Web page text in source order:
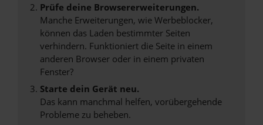
Prüfe deine Browsererweiterungen.
Manche Erweiterungen, wie Werbeblocker,
können das Laden bestimmter Seiten
verhindern. Funktioniert die Seite in einem
anderen Browser oder in einem privaten
Fenster?
Starte dein Gerät neu.
Das kann manchmal helfen, vorübergehende
Probleme zu beheben.